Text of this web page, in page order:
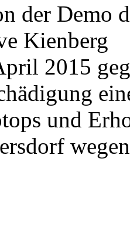
der Demo
Kienberg
2015
und